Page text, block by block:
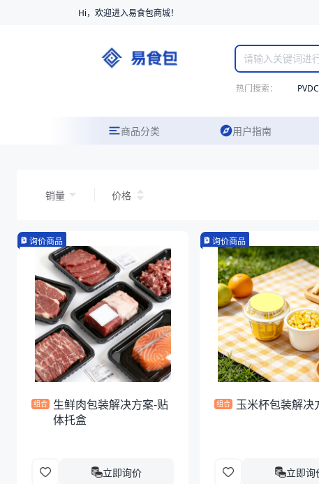
Hi，欢迎进入易食包商城！
热门搜索：
商品分类 用户指南
销量 价格
询价商品
组合 生鲜肉包装解决方案-贴
体托盒
立即询价
询价商品
组合 玉米杯包装解决
立即询